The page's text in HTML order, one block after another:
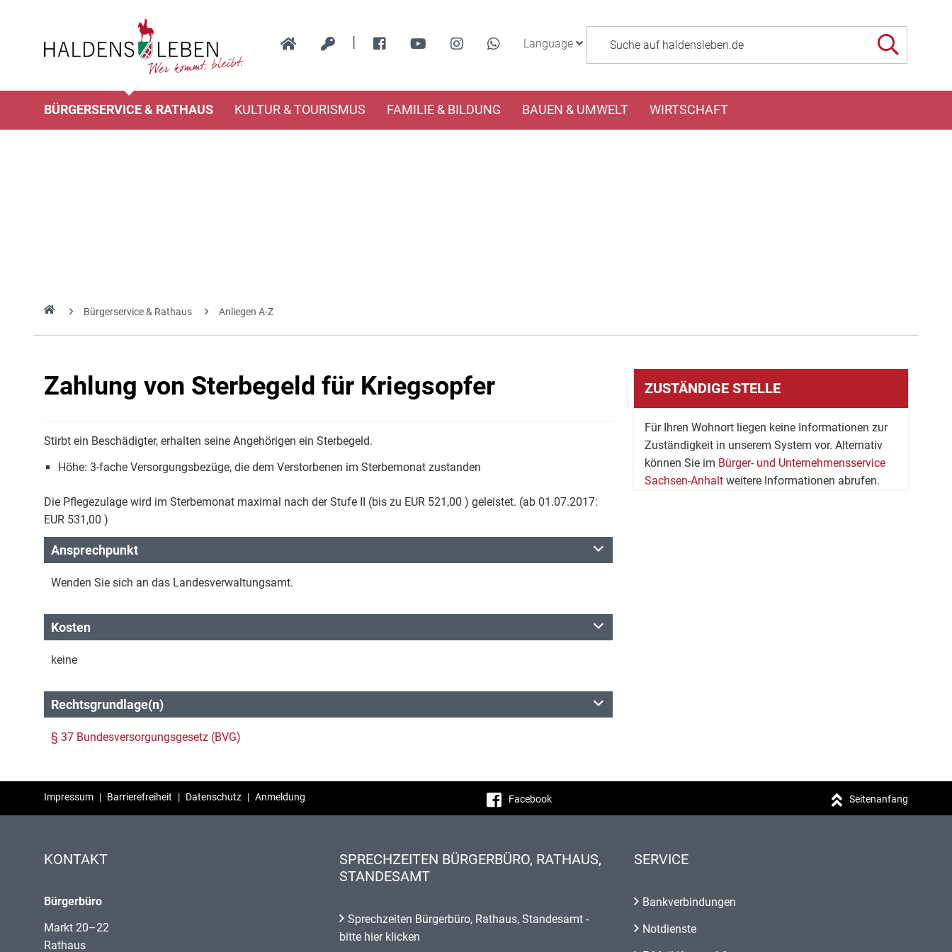
| Language
BÜRGERSERVICE & RATHAUS KULTUR & TOURISMUS FAMILIE & BILDUNG BAUEN & UMWELT WIRTSCHAFT
Bürgerservice & Rathaus Anliegen A-Z
Zahlung von Sterbegeld für Kriegsopfer
Stirbt ein Beschädigter, erhalten seine Angehörigen ein Sterbegeld.
Höhe: 3-fache Versorgungsbezüge, die dem Verstorbenen im Sterbemonat zustanden
Die Pflegezulage wird im Sterbemonat maximal nach der Stufe II (bis zu EUR 521,00 ) geleistet. (ab 01.07.2017:
EUR 531,00 )
Ansprechpunkt
Wenden Sie sich an das Landesverwaltungsamt.
Kosten
keine
Rechtsgrundlage(n)
§ 37 Bundesversorgungsgesetz (BVG)
ZUSTÄNDIGE STELLE
Für Ihren Wohnort liegen keine Informationen zur
Zuständigkeit in unserem System vor. Alternativ
können Sie im Bürger- und Unternehmensservice
Sachsen-Anhalt weitere Informationen abrufen.
Impressum | Barrierefreiheit | Datenschutz | Anmeldung Facebook Seitenanfang
KONTAKT
Bürgerbüro
Markt 20–22
Rathaus
SPRECHZEITEN BÜRGERBÜRO, RATHAUS,
STANDESAMT
Sprechzeiten Bürgerbüro, Rathaus, Standesamt -
bitte hier klicken
SERVICE
Bankverbindungen
Notdienste